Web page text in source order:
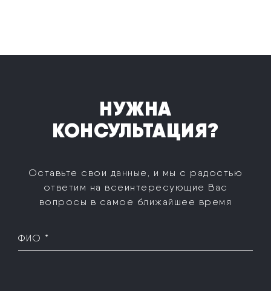
НУЖНА
КОНСУЛЬТАЦИЯ?
Оставьте свои данные, и мы с радостью
ответим на все интересующие Вас
вопросы в самое ближайшее время
ФИО *